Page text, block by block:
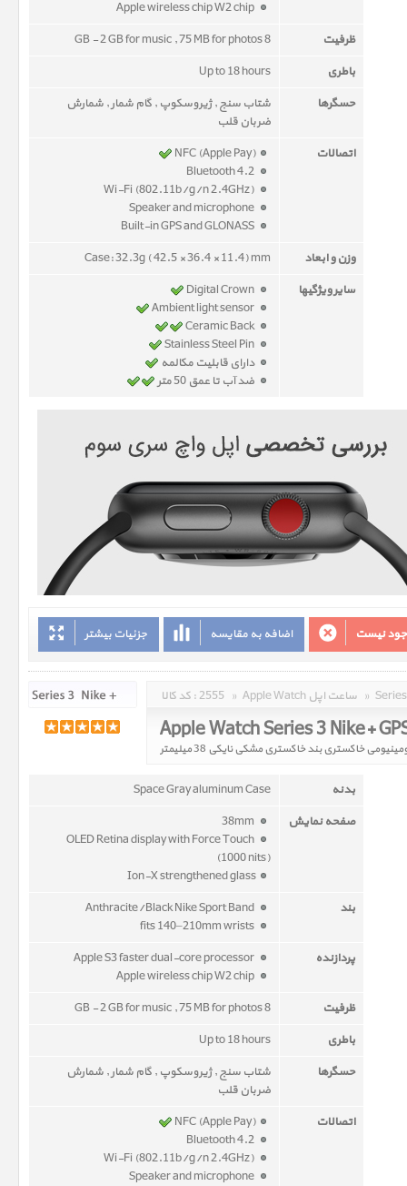
ظرفیت
8 GB - 2 GB for music , 75 MB for photos
باطری
Up to 18 hours
حسگرها
شتاب سنج , ژیروسکوپ , گام شمار , شمارش
ضربان قلب
اتصالات
NFC (Apple Pay)
وزن و ابعاد
Case: 32.3g ( 42.5 × 36.4 × 11.4) mm
سایر ویژگیها
دارای قابلیت مکالمه
ضد آب تا عمق 50 متر
جزئیات بیشتر اضافه به مقایسه نیست
کد کالا : 2555 » Apple Watch ساعت اپل »
بدنه
Space Gray aluminum Case
صفحه نمایش
OLED Retina display with Force Touch
(1000 nits)
Ion-X strengthened glass
بند
پردازنده
ظرفیت
8 GB - 2 GB for music , 75 MB for photos
باطری
Up to 18 hours
حسگرها
شتاب سنج , ژیروسکوپ , گام شمار , شمارش
ضربان قلب
اتصالات
NFC (Apple Pay)